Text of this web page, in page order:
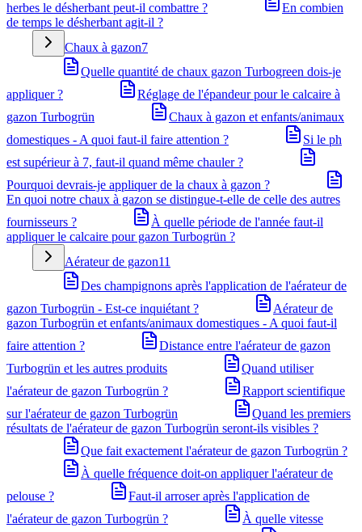
herbes le désherbant peut-il combattre ?
En combien
de temps le désherbant agit-il ?
Chaux à gazon7
Quelle quantité de chaux gazon Turbogreen dois-je
appliquer ?
Réglage de l'épandeur pour le calcaire à
gazon Turbogrün
Chaux à gazon et enfants/animaux
domestiques - A quoi faut-il faire attention ?
Si le ph
est supérieur à 7, faut-il quand même chauler ?
Pourquoi devrais-je appliquer de la chaux à gazon ?
En quoi notre chaux à gazon se distingue-t-elle de celle des autres
fournisseurs ?
À quelle période de l'année faut-il
appliquer le calcaire pour gazon Turbogrün ?
Aérateur de gazon11
Des champignons après l'application de l'aérateur de
gazon Turbogrün - Est-ce inquiétant ?
Aérateur de
gazon Turbogrün et enfants/animaux domestiques - A quoi faut-il
faire attention ?
Distance entre l'aérateur de gazon
Turbogrün et les autres produits
Quand utiliser
l'aérateur de gazon Turbogrün ?
Rapport scientifique
sur l'aérateur de gazon Turbogrün
Quand les premiers
résultats de l'aérateur de gazon Turbogrün seront-ils visibles ?
Que fait exactement l'aérateur de gazon Turbogrün ?
À quelle fréquence doit-on appliquer l'aérateur de
pelouse ?
Faut-il arroser après l'application de
l'aérateur de gazon Turbogrün ?
À quelle vitesse